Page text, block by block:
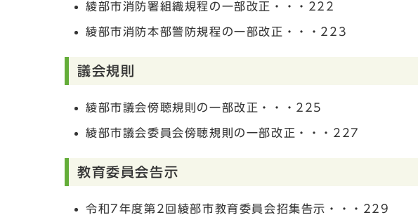
綾部市消防署組織規程の一部改正・・・222
綾部市消防本部警防規程の一部改正・・・223
議会規則
綾部市議会傍聴規則の一部改正・・・225
綾部市議会委員会傍聴規則の一部改正・・・227
教育委員会告示
令和7年度第2回綾部市教育委員会招集告示・・・229